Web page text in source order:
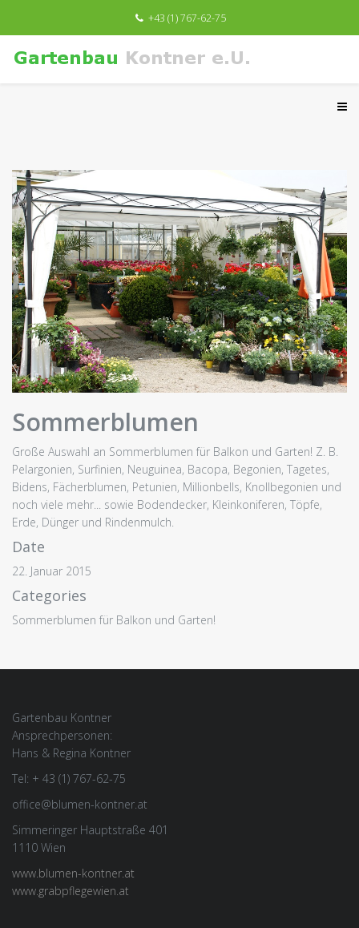
+43 (1) 767-62-75
Sommerblumen
Große Auswahl an Sommerblumen für Balkon und Garten! Z. B.
Pelargonien, Surfinien, Neuguinea, Bacopa, Begonien, Tagetes,
Bidens, Fächerblumen, Petunien, Millionbells, Knollbegonien und
noch viele mehr... sowie Bodendecker, Kleinkoniferen, Töpfe,
Erde, Dünger und Rindenmulch.
Date
22. Januar 2015
Categories
Sommerblumen für Balkon und Garten!
Gartenbau Kontner
Ansprechpersonen:
Hans & Regina Kontner
Tel: + 43 (1) 767-62-75
office@blumen-kontner.at
Simmeringer Hauptstraße 401
1110 Wien
www.blumen-kontner.at
www.grabpflegewien.at